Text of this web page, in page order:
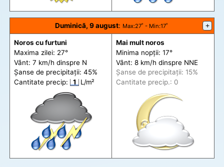
Duminică, 9 august: Max:27˚ - Min:17˚ +
Noros cu furtuni
Maxima zilei: 27°
Vânt: 7 km/h dinspre N
Șanse de precipitații: 45%
Cantitate precip:
1 L/m²
Mai mult noros
Minima nopții: 17°
Vânt: 8 km/h dinspre NNE
Șanse de precipitații: 15%
Cantitate precip.: 0